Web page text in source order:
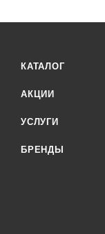
КАТАЛОГ
АКЦИИ
УСЛУГИ
БРЕНДЫ